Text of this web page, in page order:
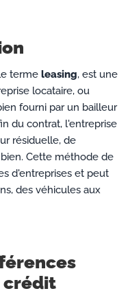
terme leasing, est une
locataire, ou
fourni par un bailleur
du contrat, l'entreprise
résiduelle, de
Cette méthode de
d'entreprises et peut
des véhicules aux
crédit